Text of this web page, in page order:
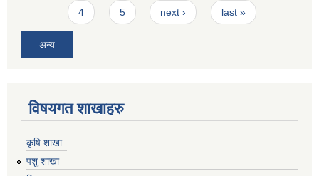
4 5 next › last »
अन्य
विषयगत शाखाहरु
कृषि शाखा
पशु शाखा